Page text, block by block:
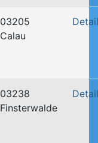
03205
Calau
03238
Finsterwalde